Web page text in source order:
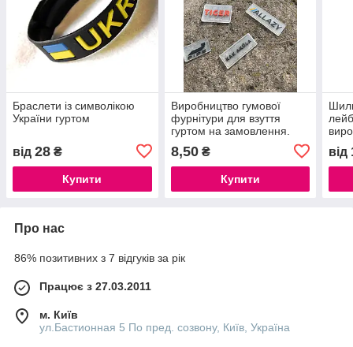
Браслети із символікою
України гуртом
від 28 ₴
Купити
Виробництво гумової
фурнітури для взуття
гуртом на замовлення.
Взуттєва підошва з ПВХ.
8,50₴
Купити
від
Про нас
86% позитивних з 7 відгуків за рік
Працює з 27.03.2011
м. Київ
ул.Бастионная 5 По пред. созвону, Київ, Україна